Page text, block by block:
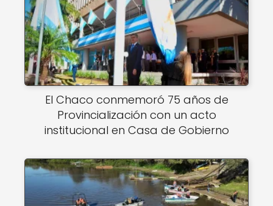
El Chaco conmemoró 75 años de
Provincialización con un acto
institucional en Casa de Gobierno